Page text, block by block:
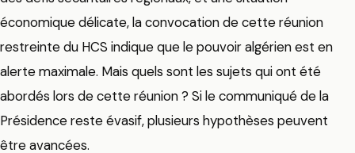
économique délicate, la convocation de cette réunion
restreinte du HCS indique que le pouvoir algérien est en
alerte maximale. Mais quels sont les sujets qui ont été
abordés lors de cette réunion ? Si le communiqué de la
Présidence reste évasif, plusieurs hypothèses peuvent
être avancées.